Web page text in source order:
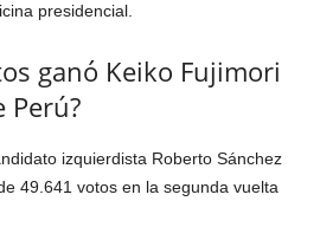
presidencial.
ganó Keiko Fujimori
Perú?
izquierdista Roberto Sánchez
49.641 votos en la segunda vuelta